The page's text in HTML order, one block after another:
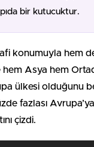
bir kutucuktur.
konumuyla hem
hem Asya hem
ülkesi olduğunu
fazlası Avrupa’ya
çizdi.